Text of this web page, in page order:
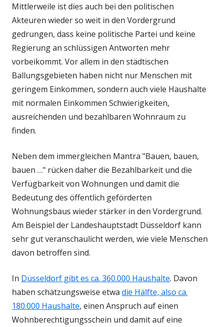
Mittlerweile ist dies auch bei den politischen
Akteuren wieder so weit in den Vordergrund
gedrungen, dass keine politische Partei und keine
Regierung an schlüssigen Antworten mehr
vorbeikommt. Vor allem in den städtischen
Ballungsgebieten haben nicht nur Menschen mit
geringem Einkommen, sondern auch viele Haushalte
mit normalen Einkommen Schwierigkeiten,
ausreichenden und bezahlbaren Wohnraum zu
finden.
Neben dem immergleichen Mantra "Bauen, bauen,
bauen …" rücken daher die Bezahlbarkeit und die
Verfügbarkeit von Wohnungen und damit die
Bedeutung des öffentlich geförderten
Wohnungsbaus wieder stärker in den Vordergrund.
Am Beispiel der Landeshauptstadt Düsseldorf kann
sehr gut veranschaulicht werden, wie viele Menschen
davon betroffen sind.
In Düsseldorf gibt es ca. 360.000 Haushalte. Davon
haben schätzungsweise etwa die Hälfte, also ca.
180.000 Haushalte, einen Anspruch auf einen
Wohnberechtigungsschein und damit auf eine